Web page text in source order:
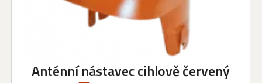
Anténní nástavec cihlově červený